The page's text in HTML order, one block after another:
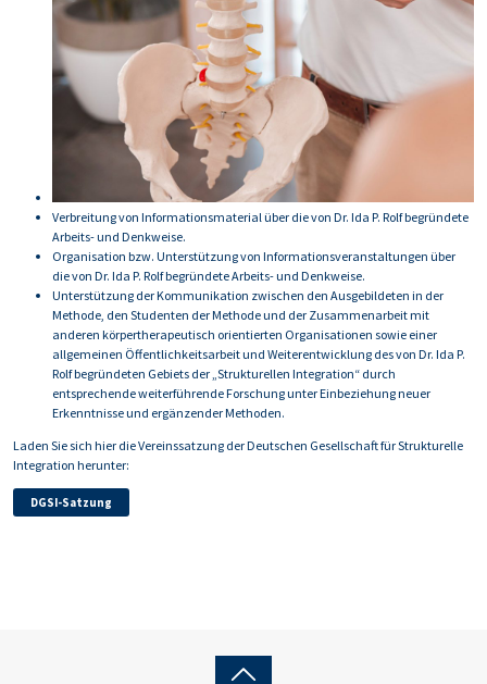
Verbreitung von Informationsmaterial über die von Dr. Ida P. Rolf begründete
Arbeits- und Denkweise.
Organisation bzw. Unterstützung von Informationsveranstaltungen über
die von Dr. Ida P. Rolf begründete Arbeits- und Denkweise.
Unterstützung der Kommunikation zwischen den Ausgebildeten in der
Methode, den Studenten der Methode und der Zusammenarbeit mit
anderen körpertherapeutisch orientierten Organisationen sowie einer
allgemeinen Öffentlichkeitsarbeit und Weiterentwicklung des von Dr. Ida P.
Rolf begründeten Gebiets der „Strukturellen Integration“ durch
entsprechende weiterführende Forschung unter Einbeziehung neuer
Erkenntnisse und ergänzender Methoden.
Laden Sie sich hier die Vereinssatzung der Deutschen Gesellschaft für Strukturelle
Integration herunter:
DGSI-Satzung